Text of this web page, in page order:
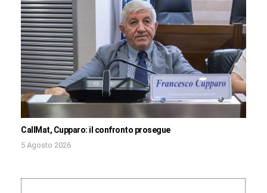
CallMat, Cupparo: il confronto prosegue
5 Agosto 2026